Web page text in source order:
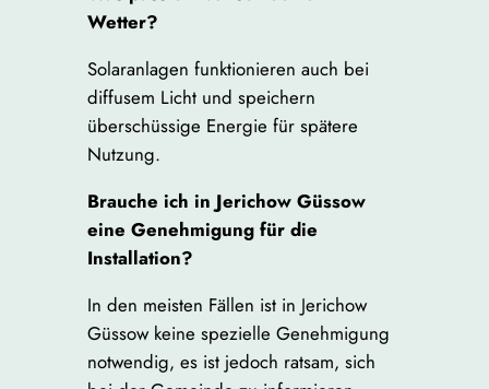
Wetter?
Solaranlagen funktionieren auch bei
diffusem Licht und speichern
überschüssige Energie für spätere
Nutzung.
Brauche ich in Jerichow Güssow
eine Genehmigung für die
Installation?
In den meisten Fällen ist in Jerichow
Güssow keine spezielle Genehmigung
notwendig, es ist jedoch ratsam, sich